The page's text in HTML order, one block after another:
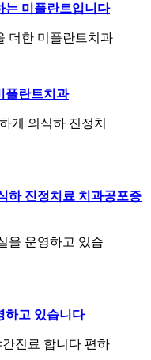
는 미플란트입니다
플란트치과
하 진정치료 치과공포증
하고 있습니다